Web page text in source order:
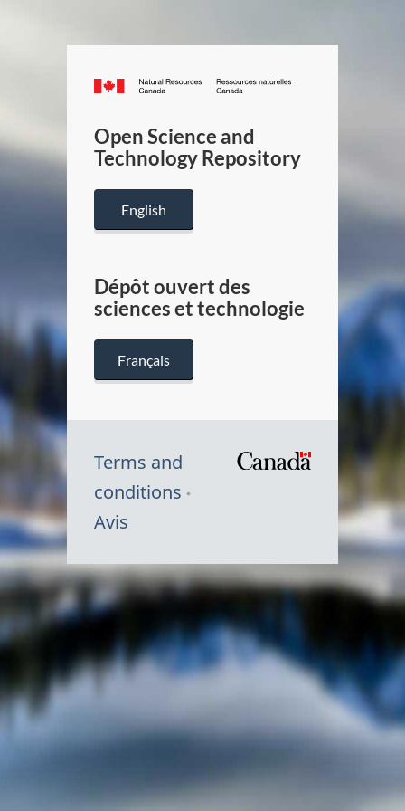
Canada.ca
/
Canada
Open Science and
Technology Repository
English
Dépôt ouvert des
sciences et technologie
Français
Terms and
conditions
Avis
Symbole
du
Canada